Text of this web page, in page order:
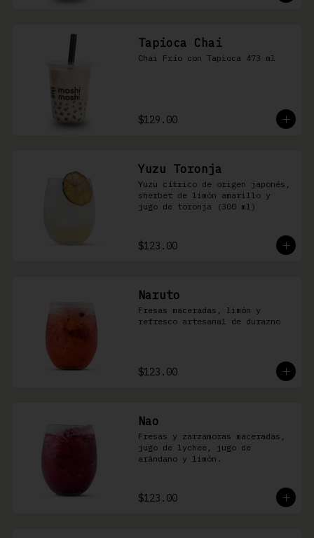
Tapioca Chai
Chai Frío con Tapioca 473 ml
$129.00
Yuzu Toronja
Yuzu cítrico de origen japonés,
sherbet de limón amarillo y
jugo de toronja (300 ml)
$123.00
Naruto
Fresas maceradas, limón y
refresco artesanal de durazno
$123.00
Nao
Fresas y zarzamoras maceradas,
jugo de lychee, jugo de
arándano y limón.
$123.00